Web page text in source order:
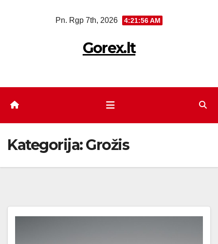
Pn. Rgp 7th, 2026 4:21:56 AM
Gorex.lt
Kategorija:Grožis